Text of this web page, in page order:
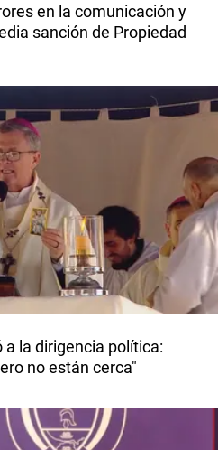
en la comunicación y
sanción de Propiedad
a la dirigencia política:
no están cerca"